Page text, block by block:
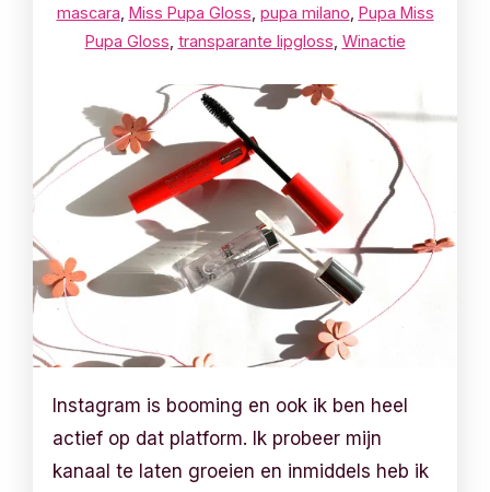
mascara, Miss Pupa Gloss, pupa milano, Pupa Miss
Pupa Gloss, transparante lipgloss, Winactie
Instagram is booming en ook ik ben heel
actief op dat platform. Ik probeer mijn
kanaal te laten groeien en inmiddels heb ik